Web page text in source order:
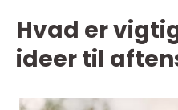
Hvad er
ideer til